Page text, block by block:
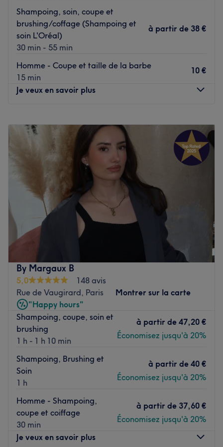
Voir le salon
Attentifve et chaleureuse, Wided s'investit pleinement
pour garantir une expérience agréable et satisfaisante
pour chaque client.
Nos coups de cœur :
L’atmosphère : une ambiance chaleureuse.
Les spécialités de l’établissement : la coiffure et
Shampoing, soin, coupe et
brushing/coffage (Shampoing et
soin L'Oréal)
30 min - 55 min
à partir de 38 €
Homme - Coupe et taille de la barbe
15 min
10 €
Je veux en savoir plus
Mardi
Fermé
Mercredi
19:00
Jeudi
–19:00
19:00
Samedi
Dimanche
10:30
Venez découvrir Kexina Salon, un espace spécialisé dans
la coiffure mixte, à l'ambiance chaleureuse.
L'établissement se situe dans le 75016 arrondissement de
Paris, à proximité du métro la muette。 où vous aurez
l'opportunité d'être accueillis par Yu, entièrement à
l'écoute de vos besoins. Vous souhaitez vous offrir une
simple coupe ou alors changer de tête ? Kexina Salon est
l'adresse idéale !
Transport public le plus proche :
À 7 minutes à pied du métro passy (ligne 6）
À 1 minutes à pied du métro la muette（ligne 9）
L’équipe :
Yu, véritable professionnel avec plus de 15 ans
recevoir dans ce salon pour partager son savoir-faire et
répondre à vos envies.
Nos coups de cœur :
L’atmosphère : le salon offre un cadre accueillant à
By Margaux B
5,0
148 avis
Rue de Vaugirard, Paris
Montrer sur la carte
"Happy hours"
Shampoing, coupe, soin et
brushing
1 h - 1 h 10 min
à partir de 47,20 €
Économisez jusqu'à 20%
Shampoing, Brushing et
Soin
1 h
à partir de 40 €
Économisez jusqu'à 20%
Homme - Shampoing,
coupe et coiffage
30 min
à partir de 37,60 €
Économisez jusqu'à 20%
Je veux en savoir plus